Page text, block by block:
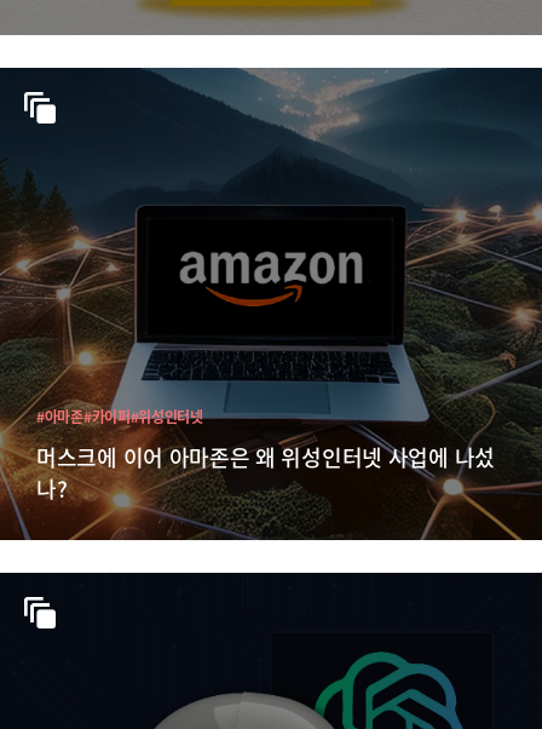
머스크에 이어 아마존은 왜 위성인터넷 사업에 나섰
나?
#아마존#카이퍼#위성인터넷